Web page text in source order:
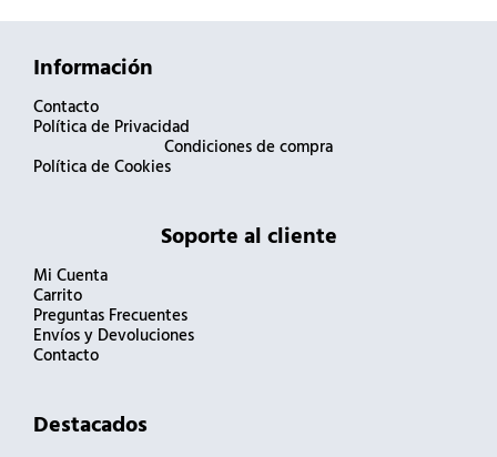
Información
Contacto
Política de Privacidad
Condiciones de compra
Política de Cookies
Soporte al cliente
Mi Cuenta
Carrito
Preguntas Frecuentes
Envíos y Devoluciones
Contacto
Destacados